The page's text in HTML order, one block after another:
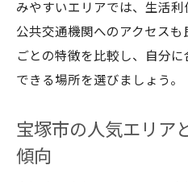
みやすいエリアでは、生活利
公共交通機関へのアクセス
ごとの特徴を比較し、自分
できる場所を選びましょう。
宝塚市の人気エリア
傾向